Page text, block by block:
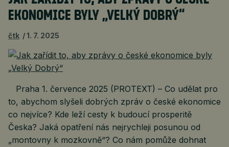
EKONOMICE BYLY „VELKÝ DOBRÝ“
čtk 1. 7. 2025
Praha 1. července 2025 (PROTEXT) – Co udělat pro
to, abychom slyšeli dobrých zpráv o české ekonomice
co nejvíce? Kde leží cesty k budoucí prosperitě
Česka? Jaká opatření nás nejrychleji posunou od
„montovny k mozkovně“? Co nám pomůže dohnat